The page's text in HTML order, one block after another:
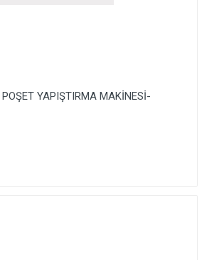
YAPIŞTIRMA MAKİNESİ-